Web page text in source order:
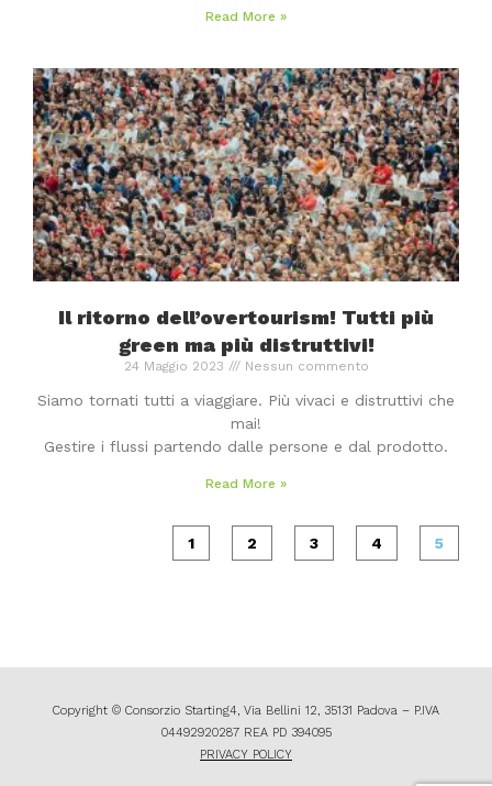
Read More »
Il ritorno dell’overtourism! Tutti più
green ma più distruttivi!
24 Maggio 2023 Nessun commento
Siamo tornati tutti a viaggiare. Più vivaci e distruttivi che
mai!
Gestire i flussi partendo dalle persone e dal prodotto.
Read More »
1 2 3 4 5
Copyright © Consorzio Starting4, Via Bellini 12, 35131 Padova – P.IVA
04492920287 REA PD 394095
PRIVACY POLICY